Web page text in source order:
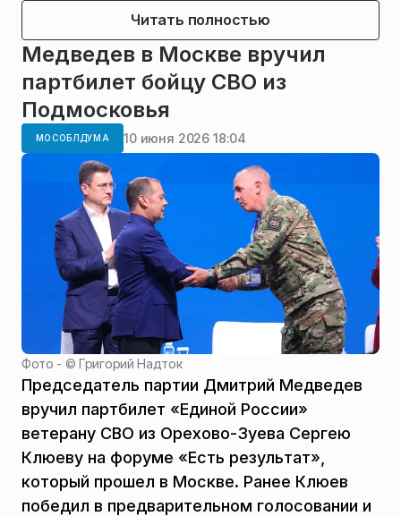
Читать полностью
Медведев в Москве вручил
партбилет бойцу СВО из
Подмосковья
МОСОБЛДУМА 10 июня 2026 18:04
Фото - ©Григорий Надток
Председатель партии Дмитрий Медведев
вручил партбилет «Единой России»
ветерану СВО из Орехово-Зуева Сергею
Клюеву на форуме «Есть результат»,
который прошел в Москве. Ранее Клюев
победил в предварительном голосовании и